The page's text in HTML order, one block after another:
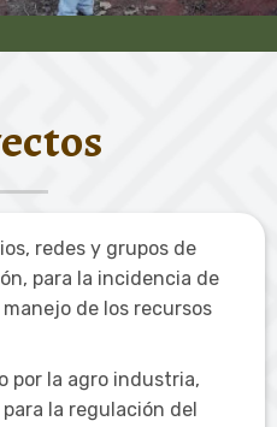
redes y grupos de
para la incidencia de
de los recursos
por la agro industria,
la regulación del